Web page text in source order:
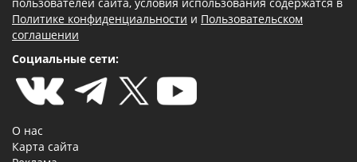
Политике конфиденциальности и Пользовательском
соглашении
Социальные сети:
О нас
Карта сайта